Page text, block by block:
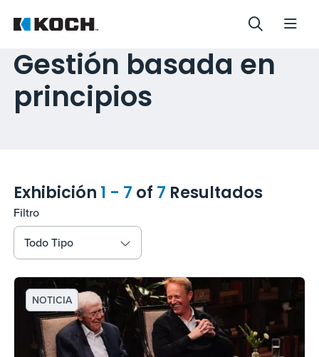
Gestión basada en
principios
Exhibición1 - 7of7 Resultados
Filtro
Todo Tipo
NOTICIA